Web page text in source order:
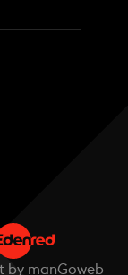
by manGoweb